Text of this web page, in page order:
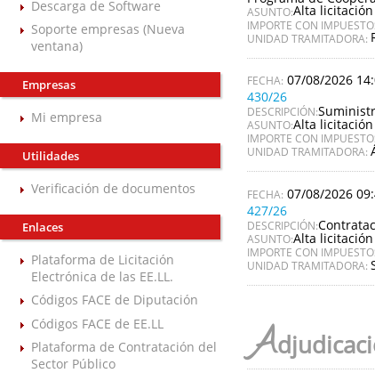
Descarga de Software
Soporte empresas (Nueva
ventana)
Empresas
Mi empresa
Utilidades
Verificación de documentos
Enlaces
Plataforma de Licitación
Electrónica de las EE.LL.
Códigos FACE de Diputación
Códigos FACE de EE.LL
Plataforma de Contratación del
Sector Público
ASUNTO:Alta
IMPORTE CON
UNIDAD TRAMITADORA:
07/08/2026
430/26
DESCRIPCIÓN:
ASUNTO:Alta
IMPORTE CON
UNIDAD TRAMITADORA:
07/08/2026
427/26
DESCRIPCIÓN:
ASUNTO:Alta
IMPORTE CON
UNIDAD TRAMITADORA:
A